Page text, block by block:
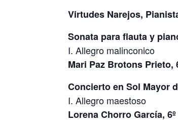
Virtudes Narejos,
Sonata para flauta y
I. Allegro malinconico
Mari Paz Brotons Prieto,
Concierto en Sol Mayor
I. Allegro maestoso
Lorena Chorro García, 6º